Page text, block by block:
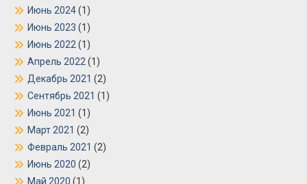
Июнь 2024(1)
Июнь 2023 (1)
Июнь 2022 (1)
Апрель 2022 (1)
Декабрь 2021 (2)
Сентябрь 2021 (1)
Июнь 2021 (1)
Март 2021 (2)
Февраль 2021 (2)
Июнь 2020 (2)
Май 2020 (1)